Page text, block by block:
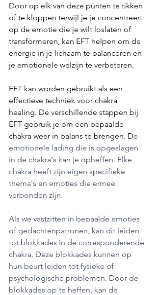
Door op elk van deze punten te tikken
of te kloppen terwijl je je concentreert
op de emotie die je wilt loslaten of
transformeren, kan EFT helpen om de
energie in je lichaam te balanceren en
je emotionele welzijn te verbeteren.
EFT kan worden gebruikt als een
effectieve techniek voor chakra
healing. De verschillende stappen bij
EFT gebruik je om een bepaalde
chakra weer in balans te brengen. De
emotionele lading die is opgeslagen
in de chakra's kan je opheffen. Elke
chakra heeft zijn eigen specifieke
thema's en emoties die ermee
verbonden zijn.
Als we vastzitten in bepaalde emoties
of gedachtenpatronen, kan dit leiden
tot blokkades in de corresponderende
chakra. Deze blokkades kunnen op
hun beurt leiden tot fysieke of
psychologische problemen. Door de
blokkades op te heffen, kan de